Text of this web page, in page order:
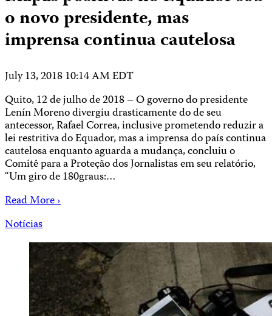
o novo presidente, mas
imprensa continua cautelosa
July 13, 2018 10:14 AM EDT
Quito, 12 de julho de 2018 – O governo do presidente
Lenín Moreno divergiu drasticamente do de seu
antecessor, Rafael Correa, inclusive prometendo reduzir a
lei restritiva do Equador, mas a imprensa do país continua
cautelosa enquanto aguarda a mudança, concluiu o
Comitê para a Proteção dos Jornalistas em seu relatório,
“Um giro de 180graus:…
Read More ›
Notícias